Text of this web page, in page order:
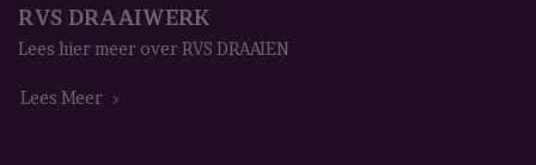
RVS DRAAIWERK
Lees hier meer over RVS DRAAIEN
Lees Meer